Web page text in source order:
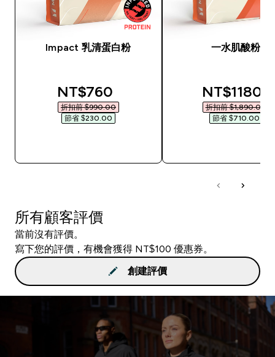
Impact 乳清蛋白粉
discounted price
NT$760‎
折扣前 $990.00‎
節省 $230.00‎
一水肌酸粉
NT$1180‎
折扣前 $1,890.00‎
節省 $710.00‎
所有顧客評價
當前沒有評價。
寫下您的評價，有機會獲得 NT$100 優惠券。
創建評價